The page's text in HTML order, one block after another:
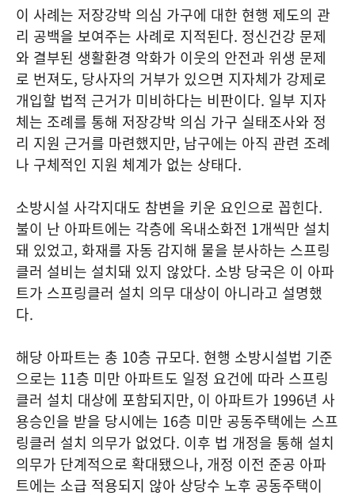
이 사례는 저장강박 의심 가구에 대한 현행 제도의 관
리 공백을 보여주는 사례로 지적된다. 정신건강 문제
와 결부된 생활환경 악화가 이웃의 안전과 위생 문제
로 번져도, 당사자의 거부가 있으면 지자체가 강제로
개입할 법적 근거가 미비하다는 비판이다. 일부 지자
체는 조례를 통해 저장강박 의심 가구 실태조사와 정
리 지원 근거를 마련했지만, 남구에는 아직 관련 조례
나 구체적인 지원 체계가 없는 상태다.
소방시설 사각지대도 참변을 키운 요인으로 꼽힌다.
불이 난 아파트에는 각층에 옥내소화전 1개씩만 설치
돼 있었고, 화재를 자동 감지해 물을 분사하는 스프링
클러 설비는 설치돼 있지 않았다. 소방 당국은 이 아파
트가 스프링클러 설치 의무 대상이 아니라고 설명했
다.
해당 아파트는 총 10층 규모다. 현행 소방시설법 기준
으로는 11층 미만 아파트도 일정 요건에 따라 스프링
클러 설치 대상에 포함되지만, 이 아파트가 1996년 사
용승인을 받을 당시에는 16층 미만 공동주택에는 스프
링클러 설치 의무가 없었다. 이후 법 개정을 통해 설치
의무가 단계적으로 확대됐으나, 개정 이전 준공 아파
트에는 소급 적용되지 않아 상당수 노후 공동주택이